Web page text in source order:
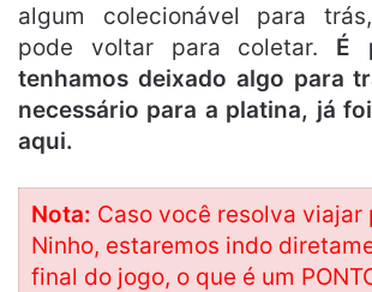
algum colecionável para
pode voltar para coletar. É
tenhamos deixado algo para
necessário para a platina, já
aqui.
Nota: Caso você resolva viajar
Ninho, estaremos indo
final do jogo, o que é um